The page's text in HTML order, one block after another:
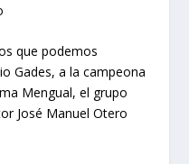
que podemos
Gades, a la campeona
Mengual, el grupo
José Manuel Otero